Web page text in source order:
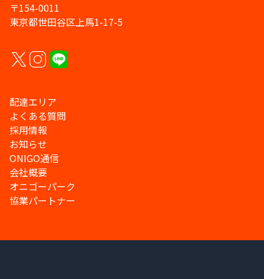
〒154-0011
東京都世田谷区上馬1-17-5
配達エリア
よくある質問
採用情報
お知らせ
ONIGO通信
会社概要
オニゴーパーク
協業パートナー